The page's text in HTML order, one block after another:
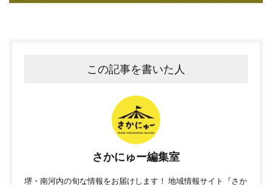
この記事を書いた人
さかにゅー編集室
堺・南河内の旬な情報をお届けします！ 地域情報サイト『さか